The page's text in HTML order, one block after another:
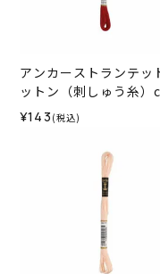
アンカーストランテッ
ットン（刺しゅう糸）
015
¥143 (税込)